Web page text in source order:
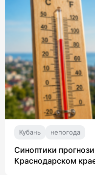
Кубань непогода
Синоптики
Краснодарском